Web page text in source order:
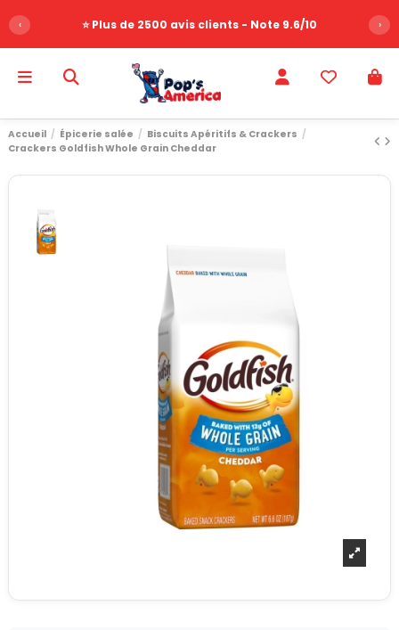
‹ ⭐ Plus de 2500 avis clients - Note 9.6/10 ›
Accueil Épicerie salée
Biscuits Apéritifs & Crackers
Crackers Goldfish Whole Grain Cheddar